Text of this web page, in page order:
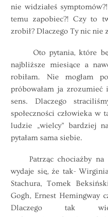
nie widziałeś
temu zapobiec?! Czy to
zrobił? Dlaczego Ty nic nie
Oto pytania, które
najbliższe miesiące a
robiłam. Nie mogłam
próbowałam ja
sens. Dlaczego
społeczności człowieka w
ludzie „wielcy” bardziej
pytałam sama siebie.
Patrząc chociażby na
wydaje się, że tak-
Stachura, Tomek
Gogh, Ernest Hemingway
Dlaczego tak